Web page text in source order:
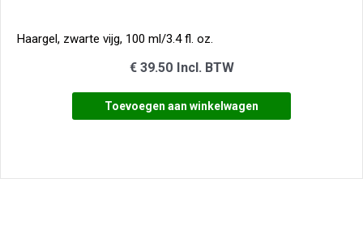
Haargel, zwarte vijg, 100 ml/3.4 fl. oz.
€39.50 Incl. BTW
Toevoegen aan winkelwagen